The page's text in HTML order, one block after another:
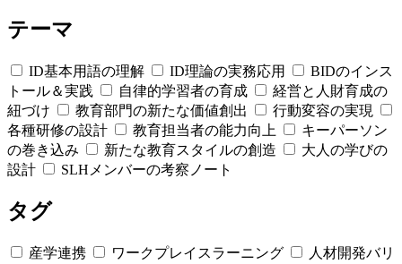
テーマ
ID基本用語の理解 ID理論の実務応用
BIDのインス
トール＆実践
自律的学習者の育成
経営と人財育成の
紐づけ
教育部門の新たな価値創出
行動変容の実現
各種研修の設計
教育担当者の能力向上
キーパーソン
の巻き込み
新たな教育スタイルの創造
大人の学びの
設計
SLHメンバーの考察ノート
タグ
産学連携 ワークプレイスラーニング
人材開発バリ